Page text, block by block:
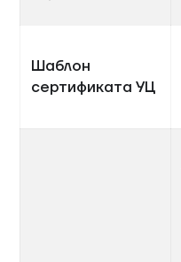
Шаблон
сертификата УЦ